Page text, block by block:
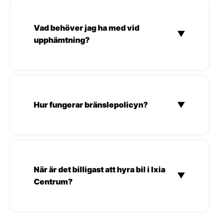
Vad behöver jag ha med vid
upphämtning?
▼
Hur fungerar bränslepolicyn? ▼
När är det billigast att hyra bil i Ixia
Centrum?
▼